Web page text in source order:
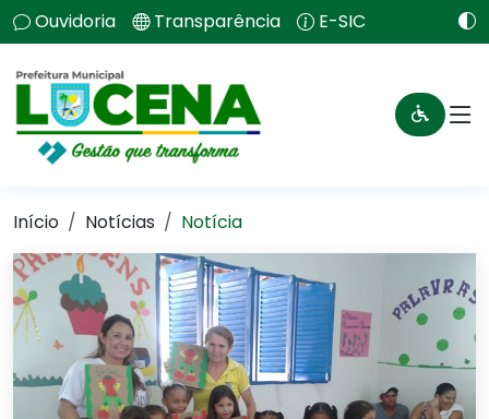
Ouvidoria Transparência E-SIC
Início Notícias Notícia